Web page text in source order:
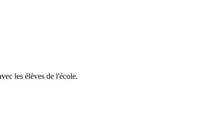
les élèves de l'école.